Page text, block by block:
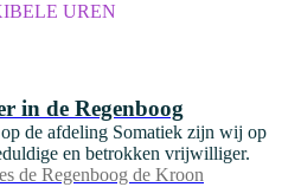
UREN
in de Regenboog
de afdeling Somatiek zijn wij op
en betrokken vrijwilliger.
de Regenboog de Kroon